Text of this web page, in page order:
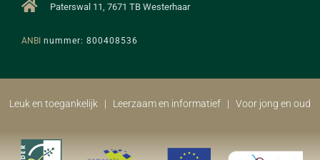
Paterswal 11, 7671 TB Westerhaar
ANBI nummer: 800408536
Leuk en toegankelijk | Leerzaam en informatief | Voor jong en oud​